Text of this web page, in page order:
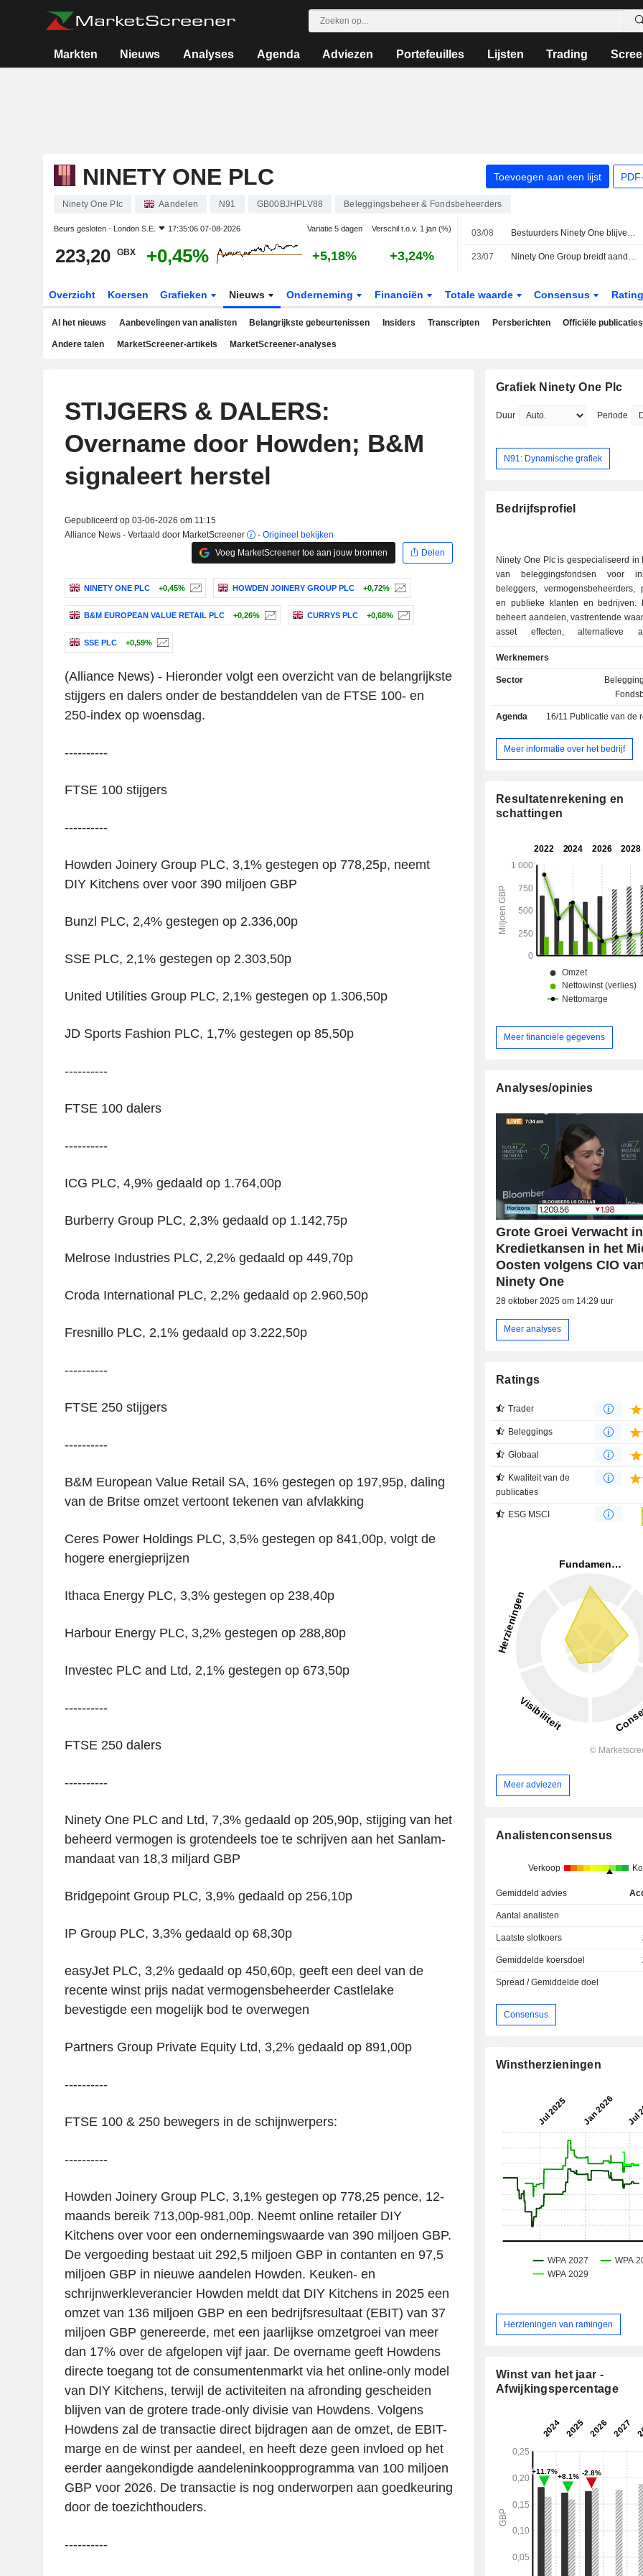
Markten Nieuws Analyses Agenda Adviezen Portefeuilles Lijsten Trading
NINETY ONE PLC Toevoegen aan een lijst
Ninety One Plc Aandelen N91 GB00BJHPLV88 Beleggingsbeheer & Fondsbeheerders
Beurs gesloten - London S.E. 17:35:06 07-08-2026 Variatie 5 dagen Verschil t.o.v. 1 jan (%)
223,20 GBX +0,45% +5,18% +3,24%
03/08 Bestuurders Ninety One blijven aandelen inkopen
23/07 Ninety One Group breidt aandeleninkoopprogramma uit naar beurs van Johannesburg
Overzicht Koersen Grafieken Nieuws Onderneming Financiën Totale waarde Consensus
Al het nieuws Aanbevelingen van analisten Belangrijkste gebeurtenissen Insiders Transcripten Persberichten Officiële publicaties
Andere talen MarketScreener-artikels MarketScreener-analyses
STIJGERS & DALERS:
Overname door Howden; B&M
signaleert herstel
Gepubliceerd op 03-06-2026 om 11:15
Alliance News - Vertaald door MarketScreener
- Origineel bekijken
Voeg MarketScreener toe aan jouw bronnen
Delen
NINETY ONE PLC +0,45% HOWDEN JOINERY GROUP PLC +0,72%
B&M EUROPEAN VALUE RETAIL PLC +0,26% CURRYS PLC +0,68%
SSE PLC +0,59%
(Alliance News) - Hieronder volgt een overzicht van de belangrijkste
stijgers en dalers onder de bestanddelen van de FTSE 100- en
250-index op woensdag.
----------
FTSE 100 stijgers
----------
Howden Joinery Group PLC, 3,1% gestegen op 778,25p, neemt
DIY Kitchens over voor 390 miljoen GBP
Bunzl PLC, 2,4% gestegen op 2.336,00p
SSE PLC, 2,1% gestegen op 2.303,50p
United Utilities Group PLC, 2,1% gestegen op 1.306,50p
JD Sports Fashion PLC, 1,7% gestegen op 85,50p
----------
FTSE 100 dalers
----------
ICG PLC, 4,9% gedaald op 1.764,00p
Burberry Group PLC, 2,3% gedaald op 1.142,75p
Melrose Industries PLC, 2,2% gedaald op 449,70p
Croda International PLC, 2,2% gedaald op 2.960,50p
Fresnillo PLC, 2,1% gedaald op 3.222,50p
----------
FTSE 250 stijgers
----------
B&M European Value Retail SA, 16% gestegen op 197,95p, daling
van de Britse omzet vertoont tekenen van afvlakking
Ceres Power Holdings PLC, 3,5% gestegen op 841,00p, volgt de
hogere energieprijzen
Ithaca Energy PLC, 3,3% gestegen op 238,40p
Harbour Energy PLC, 3,2% gestegen op 288,80p
Investec PLC and Ltd, 2,1% gestegen op 673,50p
----------
FTSE 250 dalers
----------
Ninety One PLC and Ltd, 7,3% gedaald op 205,90p, stijging van het
beheerd vermogen is grotendeels toe te schrijven aan het Sanlam-
mandaat van 18,3 miljard GBP
Bridgepoint Group PLC, 3,9% gedaald op 256,10p
IP Group PLC, 3,3% gedaald op 68,30p
easyJet PLC, 3,2% gedaald op 450,60p, geeft een deel van de
recente winst prijs nadat vermogensbeheerder Castlelake
bevestigde een mogelijk bod te overwegen
Partners Group Private Equity Ltd, 3,2% gedaald op 891,00p
----------
FTSE 100 & 250 bewegers in de schijnwerpers:
----------
Howden Joinery Group PLC, 3,1% gestegen op 778,25 pence, 12-
maands bereik 713,00p-981,00p. Neemt online retailer DIY
Kitchens over voor een ondernemingswaarde van 390 miljoen GBP.
De vergoeding bestaat uit 292,5 miljoen GBP in contanten en 97,5
miljoen GBP in nieuwe aandelen Howden. Keuken- en
schrijnwerkleverancier Howden meldt dat DIY Kitchens in 2025 een
omzet van 136 miljoen GBP en een bedrijfsresultaat (EBIT) van 37
miljoen GBP genereerde, met een jaarlijkse omzetgroei van meer
dan 17% over de afgelopen vijf jaar. De overname geeft Howdens
directe toegang tot de consumentenmarkt via het online-only model
van DIY Kitchens, terwijl de activiteiten na afronding gescheiden
blijven van de grotere trade-only divisie van Howdens. Volgens
Howdens zal de transactie direct bijdragen aan de omzet, de EBIT-
marge en de winst per aandeel, en heeft deze geen invloed op het
eerder aangekondigde aandeleninkoopprogramma van 100 miljoen
GBP voor 2026. De transactie is nog onderworpen aan goedkeuring
door de toezichthouders.
----------
Grafiek Ninety One Plc
Duur Periode
N91: Dynamische grafiek
Bedrijfsprofiel
Ninety One Plc is gespecialiseerd in
van beleggingsfondsen voor
beleggers, vermogensbeheerders,
en publieke klanten en bedrijven.
beheert aandelen, vastrentende
asset effecten, alternatieve
groep 130,8 miljard GBP aan activa in
Werknemers
Sector
Agenda 16/11 Publicatie van de
Meer informatie over het bedrijf
Resultatenrekening en
schattingen
Meer financiële gegevens
Analyses/opinies
Grote Groei Verwacht in
Kredietkansen in het
Oosten volgens CIO
Ninety One
28 oktober 2025 om 14:29 uur
Meer analyses
Ratings
Trader
Beleggings
Globaal
Kwaliteit van de
publicaties
ESG MSCI
Meer adviezen
Analistenconsensus
Verkoop
Gemiddeld advies
Aantal analisten
Laatste slotkoers
Gemiddelde koersdoel
Spread / Gemiddelde doel
Consensus
Winstherzieningen
Herzieningen van ramingen
Winst van het jaar -
Afwijkingspercentage